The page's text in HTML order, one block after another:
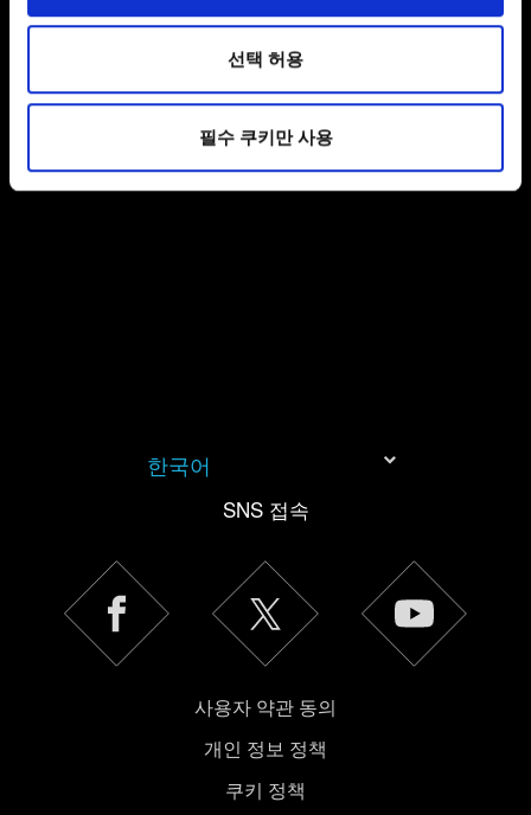
관련 기술적 피드백을 제공하여 사용자의 웹사이트 이용
환경을 개선하기 위해 사용됩니다. 예를 들어, 소셜
미디어를 통해 사용자와 소통할 경우, 사용자의 선호도를
파악하기 위해 쿠키의 일부를 저희 파트너와 공유할 수도
있습니다. 물론, 이처럼 선택적으로 쿠키를 사용할
경우에는 사용자의 동의를 구할 것입니다.
선택 허용
필수 쿠키만 사용
개인 정보 처리 관련 정보
한국어
SNS 접속
사용자 약관 동의
개인 정보 정책
쿠키 정책